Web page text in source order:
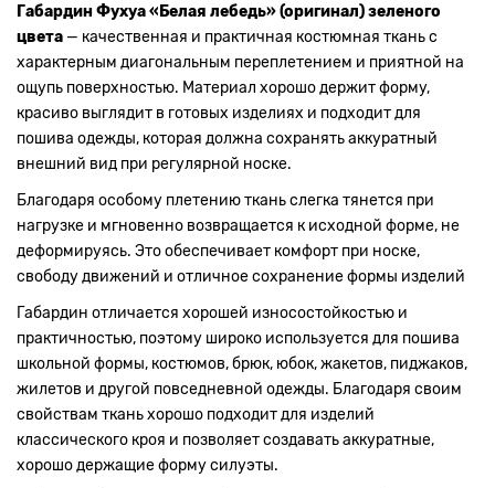
Габардин Фухуа «Белая лебедь» (оригинал) зеленого
цвета — качественная и практичная костюмная ткань с
характерным диагональным переплетением и приятной на
ощупь поверхностью. Материал хорошо держит форму,
красиво выглядит в готовых изделиях и подходит для
пошива одежды, которая должна сохранять аккуратный
внешний вид при регулярной носке.
Благодаря особому плетению ткань слегка тянется при
нагрузке и мгновенно возвращается к исходной форме, не
деформируясь. Это обеспечивает комфорт при носке,
свободу движений и отличное сохранение формы изделий
Габардин отличается хорошей износостойкостью и
практичностью, поэтому широко используется для пошива
школьной формы, костюмов, брюк, юбок, жакетов, пиджаков,
жилетов и другой повседневной одежды. Благодаря своим
свойствам ткань хорошо подходит для изделий
классического кроя и позволяет создавать аккуратные,
хорошо держащие форму силуэты.